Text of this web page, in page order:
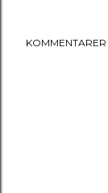
KOMMENTARER